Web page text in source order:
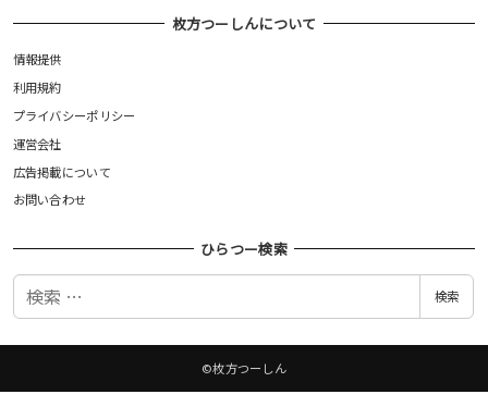
枚方つーしんについて
情報提供
利用規約
プライバシーポリシー
運営会社
広告掲載について
お問い合わせ
ひらつー検索
検
検索
©枚方つーしん